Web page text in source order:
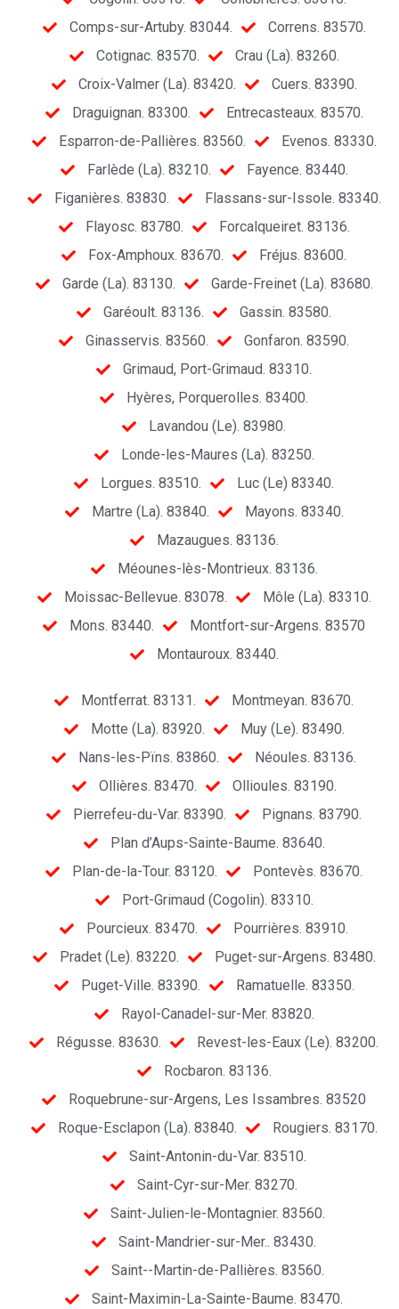
Comps-sur-Artuby. 83044.
Correns. 83570.
Cotignac. 83570.
Crau (La). 83260.
Croix-Valmer (La). 83420.
Cuers. 83390.
Draguignan. 83300.
Entrecasteaux. 83570.
Esparron-de-Pallières. 83560.
Evenos. 83330.
Farlède (La). 83210.
Fayence. 83440.
Figanières. 83830.
Flassans-sur-Issole. 83340.
Flayosc. 83780.
Forcalqueiret. 83136.
Fox-Amphoux. 83670.
Fréjus. 83600.
Garde (La). 83130.
Garde-Freinet (La). 83680.
Garéoult. 83136.
Gassin. 83580.
Ginasservis. 83560.
Gonfaron. 83590.
Grimaud, Port-Grimaud. 83310.
Hyères, Porquerolles. 83400.
Lavandou (Le). 83980.
Londe-les-Maures (La). 83250.
Lorgues. 83510.
Luc (Le) 83340.
Martre (La). 83840.
Mayons. 83340.
Mazaugues. 83136.
Méounes-lès-Montrieux. 83136.
Moissac-Bellevue. 83078.
Môle (La). 83310.
Mons. 83440.
Montfort-sur-Argens. 83570
Montauroux. 83440.
Montferrat. 83131.
Montmeyan. 83670.
Motte (La). 83920.
Muy (Le). 83490.
Nans-les-Pïns. 83860.
Néoules. 83136.
Ollières. 83470.
Ollioules. 83190.
Pierrefeu-du-Var. 83390.
Pignans. 83790.
Plan d’Aups-Sainte-Baume. 83640.
Plan-de-la-Tour. 83120.
Pontevès. 83670.
Port-Grimaud (Cogolin). 83310.
Pourcieux. 83470.
Pourrières. 83910.
Pradet (Le). 83220.
Puget-sur-Argens. 83480.
Puget-Ville. 83390.
Ramatuelle. 83350.
Rayol-Canadel-sur-Mer. 83820.
Régusse. 83630.
Revest-les-Eaux (Le). 83200.
Rocbaron. 83136.
Roquebrune-sur-Argens, Les Issambres. 83520
Roque-Esclapon (La). 83840.
Rougiers. 83170.
Saint-Antonin-du-Var. 83510.
Saint-Cyr-sur-Mer. 83270.
Saint-Julien-le-Montagnier. 83560.
Saint-Mandrier-sur-Mer.. 83430.
Saint--Martin-de-Pallières. 83560.
Saint-Maximin-La-Sainte-Baume. 83470.